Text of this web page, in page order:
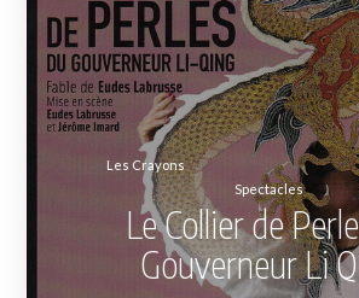
Les Crayons
Spectacles
Le Collier de
Gouverneur Li